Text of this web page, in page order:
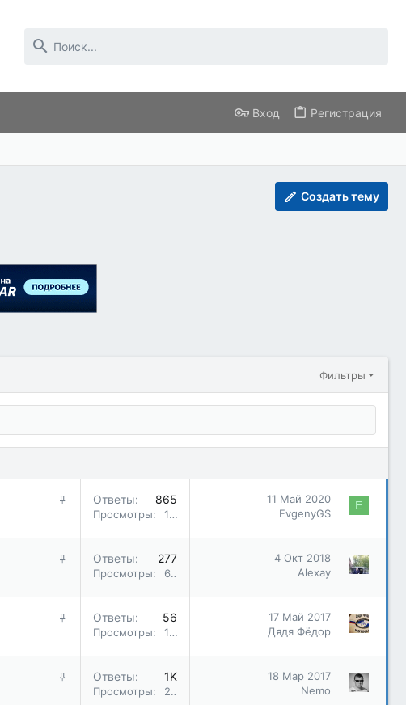
Вход Регистрация
Создать тему
Фильтры
Ответы 865
Просмотры 151K
11 Май 2020
EvgenyGS
E
Ответы 277
Просмотры 65K
4 Окт 2018
Alexay
Ответы 56
Просмотры 13K
17 Май 2017
Дядя Фёдор
Ответы 1K
Просмотры 212K
18 Мар 2017
Nemo